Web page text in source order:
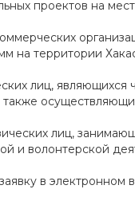
проектов на
на территории
лиц,
лиц,
и волонтерской
в электронном